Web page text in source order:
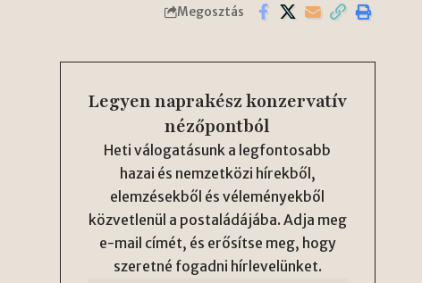
Megosztás
Legyen naprakész konzervatív
nézőpontból
Heti válogatásunk a legfontosabb
hazai és nemzetközi hírekből,
elemzésekből és véleményekből
közvetlenül a postaládájába. Adja meg
e-mail címét, és erősítse meg, hogy
szeretné fogadni hírlevelünket.